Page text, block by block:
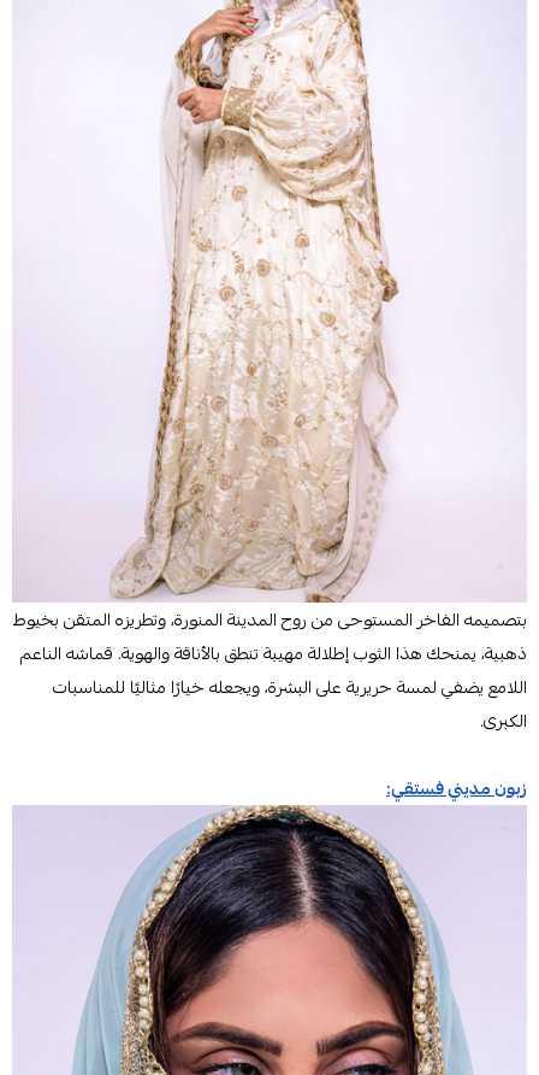
بتصميمه الفاخر المستوحى من روح المدينة المنورة، وتطريزه المتقن بخيوط
ذهبية، يمنحك هذا الثوب إطلالة مهيبة تنطق بالأناقة والهوية. قماشه الناعم
اللامع يضفي لمسة حريرية على البشرة، ويجعله خيارًا مثاليًا للمناسبات
الكبرى.
زبون مديني فستقي: